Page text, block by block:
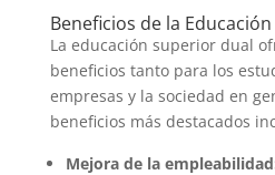
Beneficios de la
La educación superior dual
beneficios tanto para los
empresas y la sociedad en
beneficios más destacados
Mejora de la